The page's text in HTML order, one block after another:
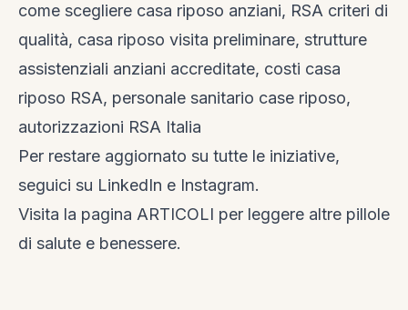
come scegliere casa riposo anziani, RSA criteri di
qualità, casa riposo visita preliminare, strutture
assistenziali anziani accreditate, costi casa
riposo RSA, personale sanitario case riposo,
autorizzazioni RSA Italia
Per restare aggiornato su tutte le iniziative,
seguici su LinkedIn e Instagram.
Visita la pagina ARTICOLI per leggere altre pillole
di salute e benessere.